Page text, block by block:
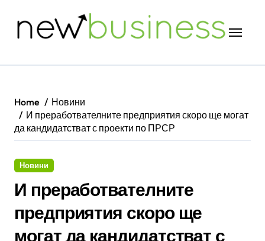
Home
Новини
И преработвателните предприятия скоро ще могат
да кандидатстват с проекти по ПРСР
Новини
И преработвателните
предприятия скоро ще
могат да кандидатстват с